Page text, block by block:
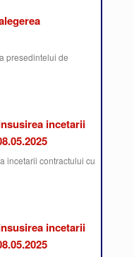
presedintelui de
incetarii
incetarii contractului cu
incetarii